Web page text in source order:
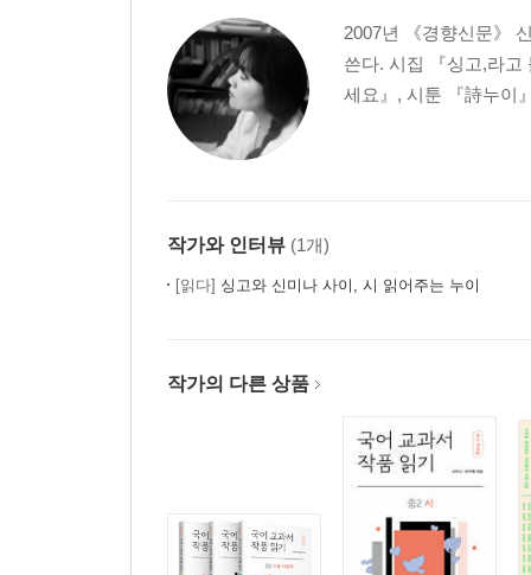
현재의 질문이 미래가 될 수 있다면
다시, 광장에서
시와 번역, 그 침묵의 자리에서
수줍게 건넨 선물
궁극의 안미츠를 맛보고 싶다
당신의 운이 되고 싶습니다
식물처럼 사랑하라
바다포도, 언어의 맛
시절은 지나가고, 가수는 노래한다
사랑을 알아차리는 아기처럼
도쿄여자대학교에서 ‘다시 만난 세계’
2007년 《경향신문》
쓴다. 시집 『싱고,라
세요』, 시툰 『詩누이
작가와 인터뷰 (1개)
[읽다] 싱고와 신미나 사이, 시 읽어주는 누이
작가의 다른 상품